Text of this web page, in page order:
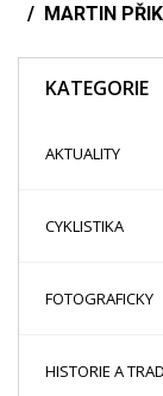
MARTIN
KATEGORIE
AKTUALITY
CYKLISTIKA
FOTOGRAFICKY
HISTORIE A